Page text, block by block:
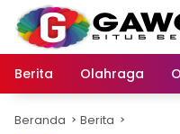
Langsung
konten
Berita
Olahraga
Beranda Berita